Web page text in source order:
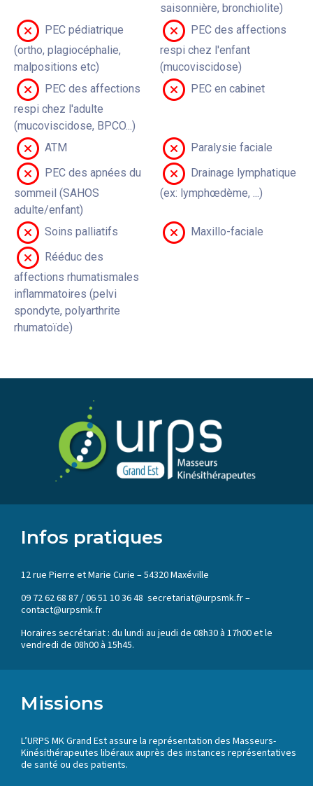
saisonnière, bronchiolite)
PEC pédiatrique
(ortho, plagiocéphalie,
malpositions etc)
PEC des affections
respi chez l'enfant
(mucoviscidose)
PEC des affections
respi chez l'adulte
(mucoviscidose, BPCO...)
PEC en cabinet
ATM
Paralysie faciale
PEC des apnées du
sommeil (SAHOS
adulte/enfant)
Drainage lymphatique
(ex: lymphœdème, ...)
Soins palliatifs
Maxillo-faciale
Rééduc des
affections rhumatismales
inflammatoires (pelvi
spondyte, polyarthrite
rhumatoïde)
Infos pratiques
12 rue Pierre et Marie Curie – 54320 Maxéville
09 72 62 68 87 / 06 51 10 36 48 secretariat@urpsmk.fr –
contact@urpsmk.fr
Horaires secrétariat : du lundi au jeudi de 08h30 à 17h00 et le
vendredi de 08h00 à 15h45.
Missions
L’URPS MK Grand Est assure la représentation des Masseurs-
Kinésithérapeutes libéraux auprès des instances représentatives
de santé ou des patients.